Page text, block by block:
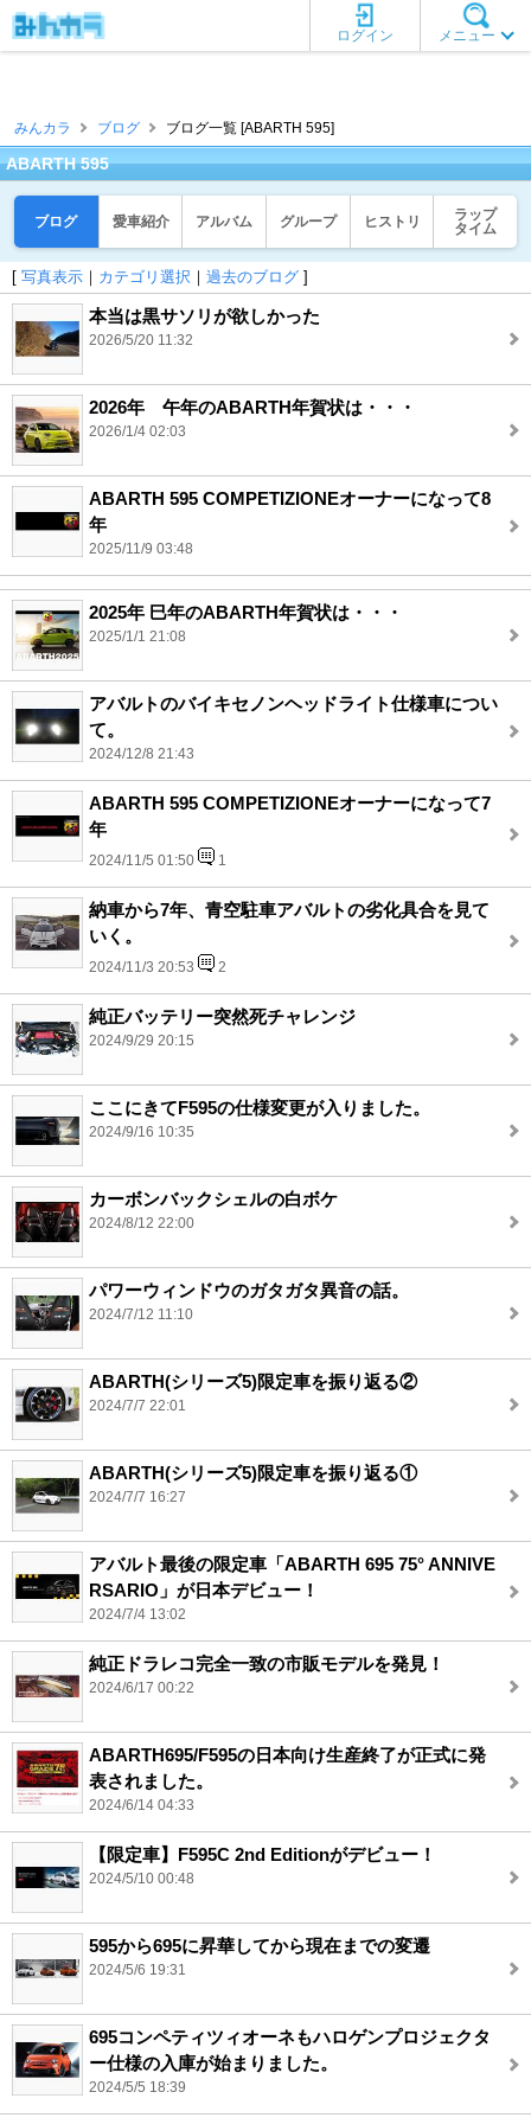
メニュー
ログイン
みんカラ ブログ ブログ一覧 [ABARTH 595]
ABARTH 595
ブログ 愛車紹介 アルバム グループ ヒストリ
ラップ
タイム
[ 写真表示 ｜ カテゴリ選択 ｜ 過去のブログ ]
本当は黒サソリが欲しかった
2026/5/20 11:32
2026年 午年のABARTH年賀状は・・・
2026/1/4 02:03
ABARTH 595 COMPETIZIONEオーナーになって8
年
2025/11/9 03:48
2025年 巳年のABARTH年賀状は・・・
2025/1/1 21:08
アバルトのバイキセノンヘッドライト仕様車につい
て。
2024/12/8 21:43
ABARTH 595 COMPETIZIONEオーナーになって7
年
2024/11/5 01:50 1
納車から7年、青空駐車アバルトの劣化具合を見て
いく。
2024/11/3 20:53 2
純正バッテリー突然死チャレンジ
2024/9/29 20:15
ここにきてF595の仕様変更が入りました。
2024/9/16 10:35
カーボンバックシェルの白ボケ
2024/8/12 22:00
パワーウィンドウのガタガタ異音の話。
2024/7/12 11:10
ABARTH(シリーズ5)限定車を振り返る②
2024/7/7 22:01
ABARTH(シリーズ5)限定車を振り返る①
2024/7/7 16:27
アバルト最後の限定車「ABARTH 695 75° ANNIVE
RSARIO」が日本デビュー！
2024/7/4 13:02
純正ドラレコ完全一致の市販モデルを発見！
2024/6/17 00:22
ABARTH695/F595の日本向け生産終了が正式に発
表されました。
2024/6/14 04:33
【限定車】F595C 2nd Editionがデビュー！
2024/5/10 00:48
595から695に昇華してから現在までの変遷
2024/5/6 19:31
695コンペティツィオーネもハロゲンプロジェクタ
ー仕様の入庫が始まりました。
2024/5/5 18:39